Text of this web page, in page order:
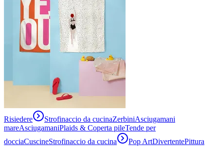
Risiedere Strofinaccio da cucinaZerbiniAsciugamani
mareAsciugamaniPlaids & Coperta pileTende per
docciaCuscineStrofinaccio da cucina Pop ArtDivertentePittura